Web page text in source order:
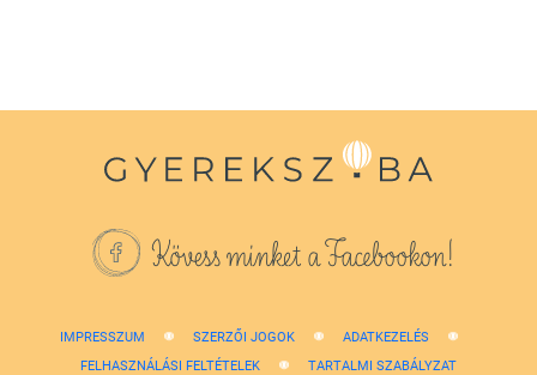
Kövess minket a Facebookon!
IMPRESSZUM SZERZŐI JOGOK
ADATKEZELÉS
FELHASZNÁLÁSI FELTÉTELEK
TARTALMI SZABÁLYZAT